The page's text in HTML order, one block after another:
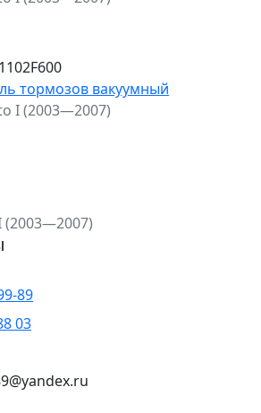
тормозов вакуумный
I (2003—2007)
(2003—2007)
89
03